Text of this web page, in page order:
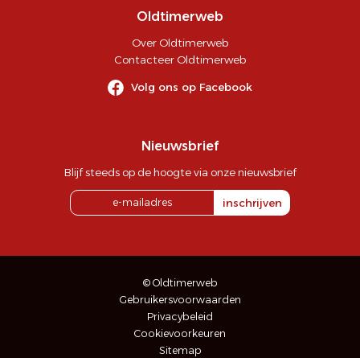
Oldtimerweb
Over Oldtimerweb
Contacteer Oldtimerweb
Volg ons op Facebook
Nieuwsbrief
Blijf steeds op de hoogte via onze nieuwsbrief
inschrijven
© Oldtimerweb
Gebruikersvoorwaarden
Privacybeleid
Cookievoorkeuren
Sitemap